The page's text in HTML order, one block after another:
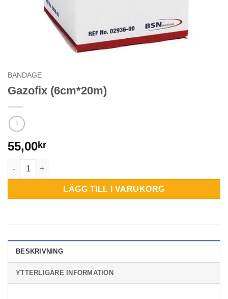
BANDAGE
Gazofix (6cm*20m)
55,00kr
Gazofix (6cm*20m) mängd
LÄGG TILL I VARUKORG
BESKRIVNING
YTTERLIGARE INFORMATION